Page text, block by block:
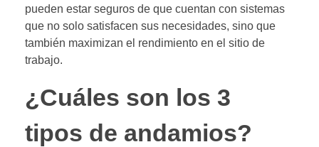
pueden estar seguros de que cuentan con sistemas
que no solo satisfacen sus necesidades, sino que
también maximizan el rendimiento en el sitio de
trabajo.
¿Cuáles son los 3
tipos de andamios?